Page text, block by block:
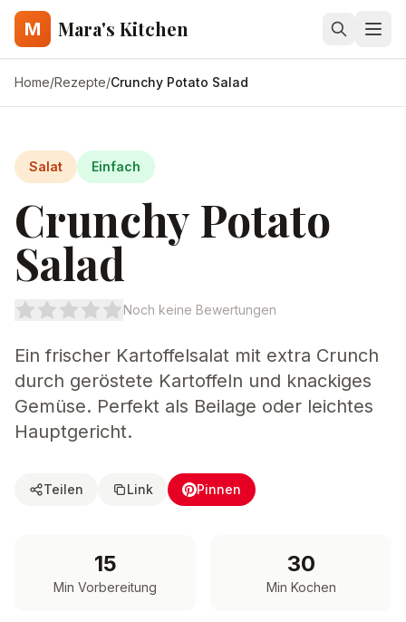
M Mara's Kitchen
Home/Rezepte/Crunchy Potato Salad
Salat Einfach
Crunchy Potato
Salad
Noch keine Bewertungen
Ein frischer Kartoffelsalat mit extra Crunch
durch geröstete Kartoffeln und knackiges
Gemüse. Perfekt als Beilage oder leichtes
Hauptgericht.
Teilen Link Pinnen
15
Min Vorbereitung
30
Min Kochen